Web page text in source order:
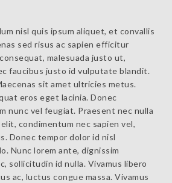
nisl quis ipsum aliquet, et convallis
sed risus ac sapien efficitur
malesuada justo ut,
faucibus justo id vulputate blandit.
sit amet ultricies metus.
eros eget lacinia. Donec
nunc vel feugiat. Praesent nec nulla
condimentum nec sapien vel,
Donec tempor dolor id nisl
Nunc lorem ante, dignissim
sollicitudin id nulla. Vivamus libero
ac, luctus congue massa. Vivamus